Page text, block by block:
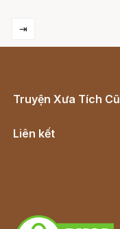
⇥
Truyện Xưa Tích Cũ
Liên kết